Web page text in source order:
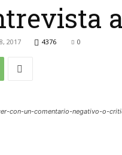
2017 4376 0
con-un-comentario-negativo-o-